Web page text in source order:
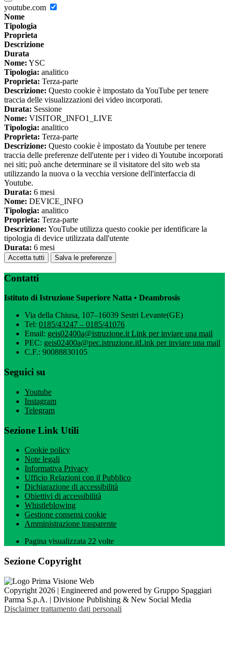
youtube.com
Nome
Tipologia
Proprieta
Descrizione
Durata
Nome: YSC
Tipologia: analitico
Proprieta: Terza-parte
Descrizione: Questo cookie è impostato da YouTube per tenere
traccia delle visualizzazioni dei video incorporati.
Durata: Sessione
Nome: VISITOR_INFO1_LIVE
Tipologia: analitico
Proprieta: Terza-parte
Descrizione: Questo cookie è impostato da Youtube per tenere
traccia delle preferenze dell'utente per i video di Youtube incorporati
nei siti; può anche determinare se il visitatore del sito web sta
utilizzando la nuova o la vecchia versione dell'interfaccia di
Youtube.
Durata: 6 mesi
Nome: DEVICE_INFO
Tipologia: analitico
Proprieta: Terza-parte
Descrizione: YouTube utilizza questo cookie per identificare la
tipologia di device utilizzata dall'utente
Durata: 6 mesi
Accetta tutti Salva le preferenze
Contatti
Istituto di Istruzione Superiore Natta • Deambrosis
Via della Chiusa, 107–16039 Sestri Levante(GE)
Tel: 0185/43247 – 0185/41076
Email: geis02400a@istruzione.itLink per inviare una mail
PEC: geis02400a@pec.istruzione.itLink per inviare una mail
C.F.: 90088830105
Seguici su
Youtube
Instagram
Telegram
Sezione Link Utili
Cookie policy
Note legali
Informativa Privacy
Ufficio Relazioni con il Pubblico
Dichiarazione di accessibilità
Obiettivi di accessibilità
Whistleblowing
Gestione consensi cookie
Amministrazione trasparente
Pagina visualizzata 22 volte
Sezione Copyright
Copyright 2026 | Engineered and powered by Gruppo Spaggiari
Parma S.p.A. | Divisione Publishing & New Social Media
Disclaimer trattamento dati personali